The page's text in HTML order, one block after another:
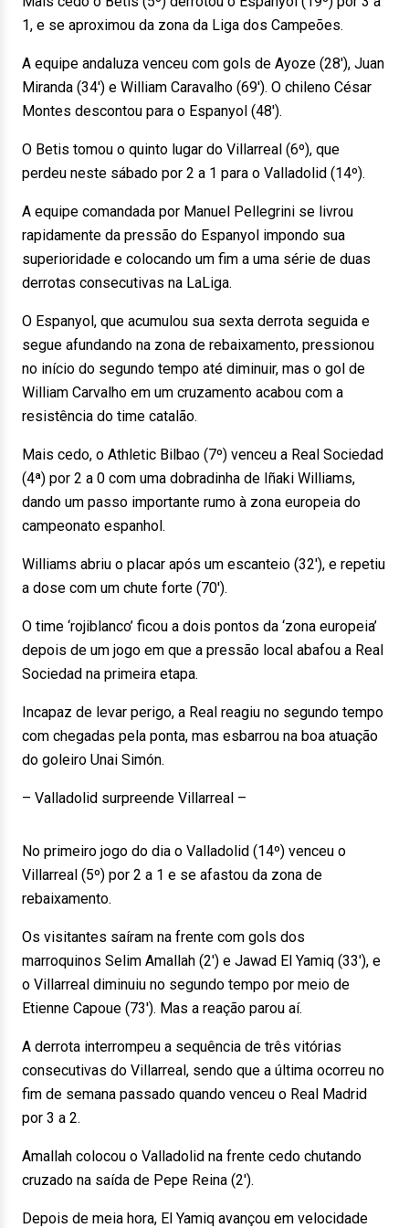
1, e se aproximou da zona da Liga dos Campeões.
A equipe andaluza venceu com gols de Ayoze (28′), Juan
Miranda (34′) e William Caravalho (69′). O chileno César
Montes descontou para o Espanyol (48′).
O Betis tomou o quinto lugar do Villarreal (6º), que
perdeu neste sábado por 2 a 1 para o Valladolid (14º).
A equipe comandada por Manuel Pellegrini se livrou
rapidamente da pressão do Espanyol impondo sua
superioridade e colocando um fim a uma série de duas
derrotas consecutivas na LaLiga.
O Espanyol, que acumulou sua sexta derrota seguida e
segue afundando na zona de rebaixamento, pressionou
no início do segundo tempo até diminuir, mas o gol de
William Carvalho em um cruzamento acabou com a
resistência do time catalão.
Mais cedo, o Athletic Bilbao (7º) venceu a Real Sociedad
(4ª) por 2 a 0 com uma dobradinha de Iñaki Williams,
dando um passo importante rumo à zona europeia do
campeonato espanhol.
Williams abriu o placar após um escanteio (32′), e repetiu
a dose com um chute forte (70′).
O time ‘rojiblanco’ ficou a dois pontos da ‘zona europeia’
depois de um jogo em que a pressão local abafou a Real
Sociedad na primeira etapa.
Incapaz de levar perigo, a Real reagiu no segundo tempo
com chegadas pela ponta, mas esbarrou na boa atuação
do goleiro Unai Simón.
– Valladolid surpreende Villarreal –
No primeiro jogo do dia o Valladolid (14º) venceu o
Villarreal (5º) por 2 a 1 e se afastou da zona de
rebaixamento.
Os visitantes saíram na frente com gols dos
marroquinos Selim Amallah (2′) e Jawad El Yamiq (33′), e
o Villarreal diminuiu no segundo tempo por meio de
Etienne Capoue (73′). Mas a reação parou aí.
A derrota interrompeu a sequência de três vitórias
consecutivas do Villarreal, sendo que a última ocorreu no
fim de semana passado quando venceu o Real Madrid
por 3 a 2.
Amallah colocou o Valladolid na frente cedo chutando
cruzado na saída de Pepe Reina (2′).
Depois de meia hora, El Yamiq avançou em velocidade